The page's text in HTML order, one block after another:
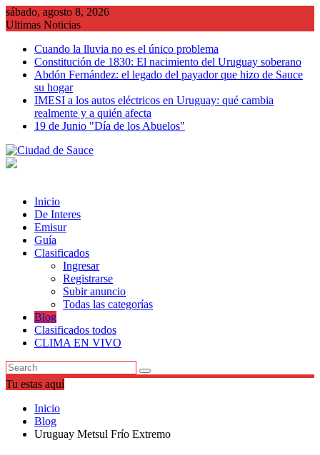
Saltar
al
sábado, agosto 8, 2026
Ultimas Noticias
Cuando la lluvia no es el único problema
Constitución de 1830: El nacimiento del Uruguay soberano
Abdón Fernández: el legado del payador que hizo de Sauce
su hogar
IMESI a los autos eléctricos en Uruguay: qué cambia
realmente y a quién afecta
19 de Junio "Día de los Abuelos"
Inicio
De Interes
Emisur
Guía
Clasificados
Ingresar
Registrarse
Subir anuncio
Todas las categorías
Blog
Clasificados todos
CLIMA EN VIVO
Tu estas aquí
Inicio
Blog
Uruguay Metsul Frío Extremo